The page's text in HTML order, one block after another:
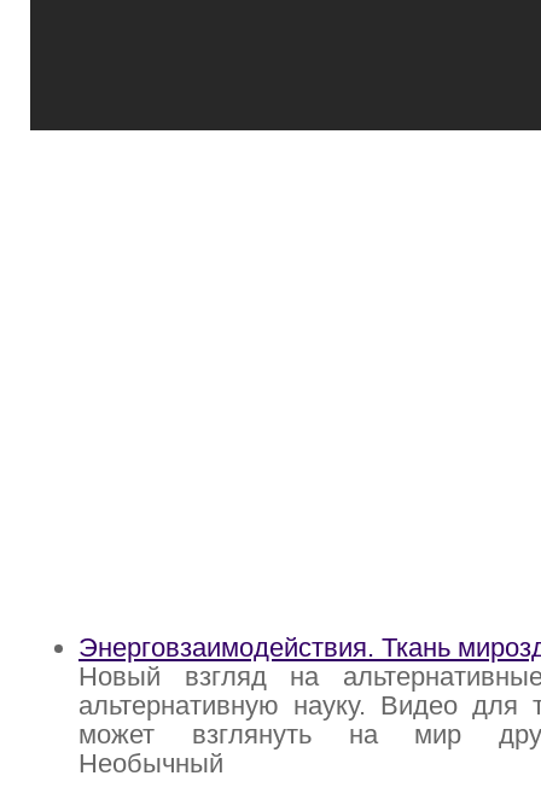
Энерговзаимодействия. Ткань
Новый взгляд на
альтернативную науку. Видео для
может взглянуть на мир
Необычный